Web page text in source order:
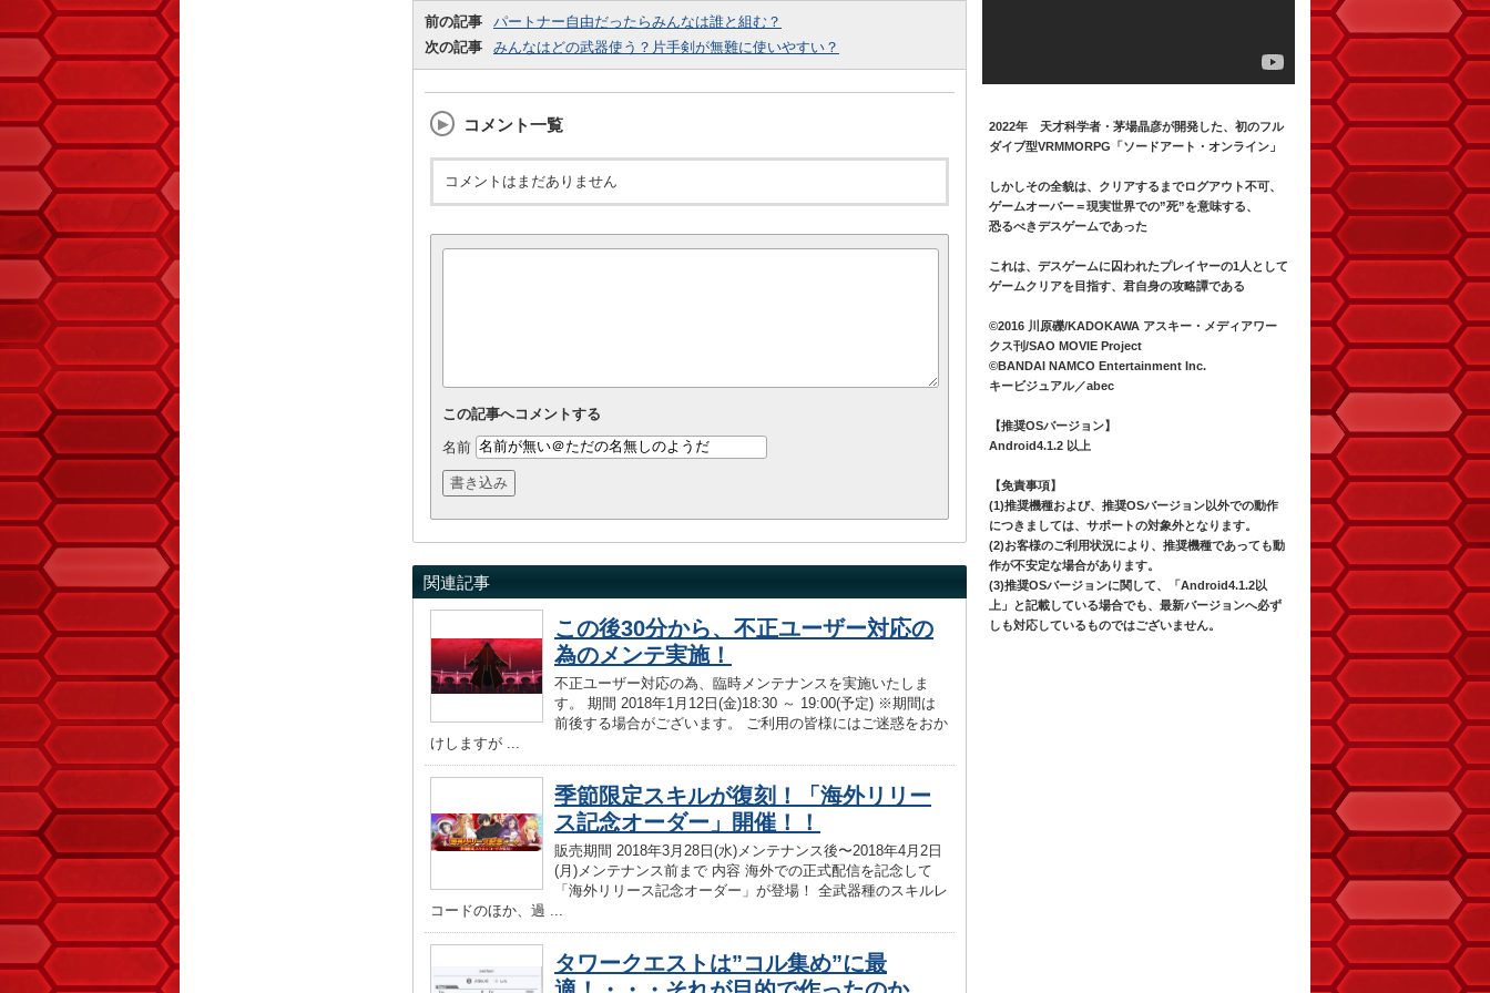
前の記事
パートナー自由だったらみんなは誰と組む？
次の記事
みんなはどの武器使う？片手剣が無難に使いやすい？
コメント一覧
コメントはまだありません
この記事へコメントする
名前
関連記事
この後30分から、不正ユーザー対応の
為のメンテ実施！
不正ユーザー対応の為、臨時メンテナンスを実施いたしま
す。 期間 2018年1月12日(金)18:30 ～ 19:00(予定) ※期間は
前後する場合がございます。 ご利用の皆様にはご迷惑をおか
けしますが ...
季節限定スキルが復刻！「海外リリー
ス記念オーダー」開催！！
販売期間 2018年3月28日(水)メンテナンス後〜2018年4月2日
(月)メンテナンス前まで 内容 海外での正式配信を記念して
「海外リリース記念オーダー」が登場！ 全武器種のスキルレ
コードのほか、過 ...
タワークエストは”コル集め”に最
2022年 天才科学者・茅場晶彦が開発した、初のフル
ダイブ型VRMMORPG「ソードアート・オンライン」
しかしその全貌は、クリアするまでログアウト不可、
ゲームオーバー＝現実世界での”死”を意味する、
恐るべきデスゲームであった
これは、デスゲームに囚われたプレイヤーの1人として
ゲームクリアを目指す、君自身の攻略譚である
©2016 川原礫/KADOKAWA アスキー・メディアワー
クス刊/SAO MOVIE Project
©BANDAI NAMCO Entertainment Inc.
キービジュアル／abec
【推奨OSバージョン】
Android4.1.2 以上
【免責事項】
(1)推奨機種および、推奨OSバージョン以外での動作
につきましては、サポートの対象外となります。
(2)お客様のご利用状況により、推奨機種であっても動
作が不安定な場合があります。
(3)推奨OSバージョンに関して、「Android4.1.2以
上」と記載している場合でも、最新バージョンへ必ず
しも対応しているものではございません。